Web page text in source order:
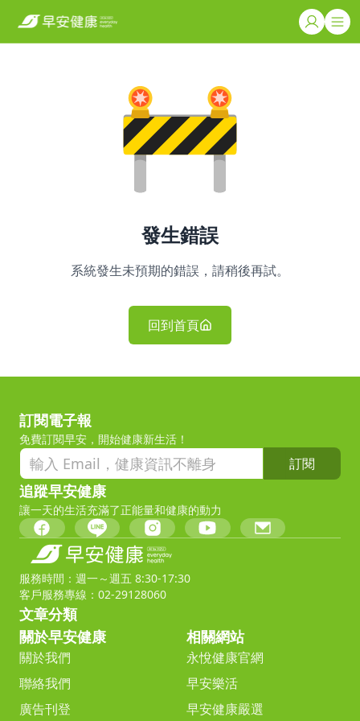
發生錯誤
系統發生未預期的錯誤，請稍後再試。
回到首頁
訂閱電子報
免費訂閱早安，開始健康新生活！
訂閱
追蹤早安健康
讓一天的生活充滿了正能量和健康的動力
服務時間：週一～週五 8:30-17:30
客戶服務專線：02-29128060
文章分類
關於早安健康
關於我們
聯絡我們
廣告刊登
相關網站
永悅健康官網
早安樂活
早安健康嚴選